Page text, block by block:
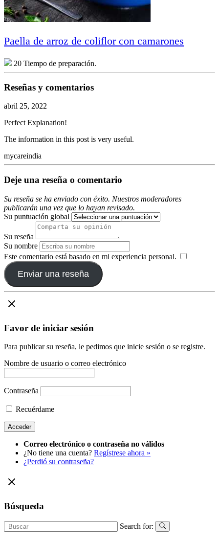
Paella de arroz de coliflor con camarones
20 Tiempo de preparación.
Reseñas y comentarios
abril 25, 2022
Perfect Explanation!
The information in this post is very useful.
mycareindia
Deje una reseña o comentario
Su reseña se ha enviado con éxito. Nuestros moderadores
publicarán una vez que lo hayan revisado.
Su puntuación global
Su reseña
Su nombre
Este comentario está basado en mi experiencia personal.
Enviar una reseña
Favor de iniciar sesión
Para publicar su reseña, le pedimos que inicie sesión o se registre.
Nombre de usuario o correo electrónico
Contraseña
Recuérdame
Correo electrónico o contraseña no válidos
¿No tiene una cuenta? Regístrese ahora »
¿Perdió su contraseña?
Búsqueda
Search for: